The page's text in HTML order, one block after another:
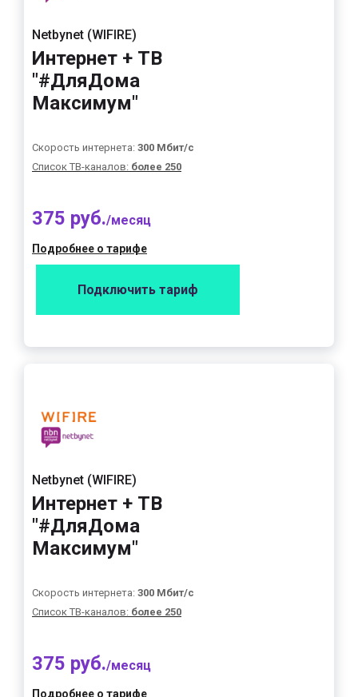
Netbynet (WIFIRE)
Интернет + ТВ
"#ДляДома
Максимум"
Скорость интернета: 300 Мбит/с
Список ТВ-каналов: более 250
375 руб./месяц
Подробнее о тарифе
Подключить тариф
Netbynet (WIFIRE)
Интернет + ТВ
"#ДляДома
Максимум"
Скорость интернета: 300 Мбит/с
Список ТВ-каналов: более 250
375 руб./месяц
Подробнее о тарифе